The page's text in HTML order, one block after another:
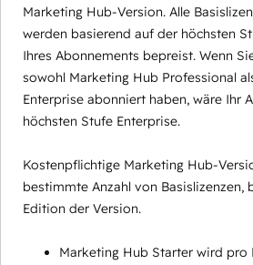
Marketing Hub-Version. Alle
werden basierend auf der höchsten
Ihres Abonnements bepreist. Wenn
sowohl Marketing Hub Professional
Enterprise abonniert haben, wäre Ihr
höchsten Stufe Enterprise.
Kostenpflichtige Marketing Hub-
bestimmte Anzahl von Basislizenzen,
Edition der Version.
Marketing Hub Starter wird pro